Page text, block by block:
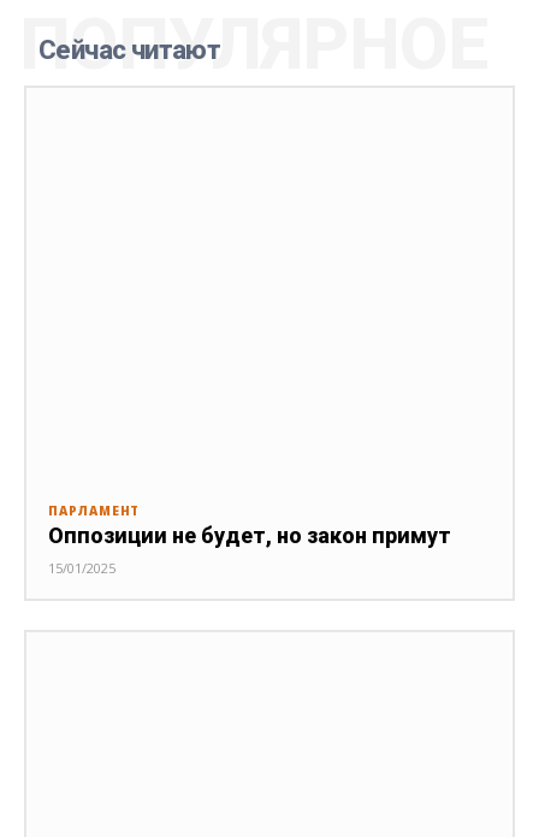
Сейчас читают
ПОПУЛЯРНОЕ
ПАРЛАМЕНТ
Оппозиции не будет, но закон примут
15/01/2025